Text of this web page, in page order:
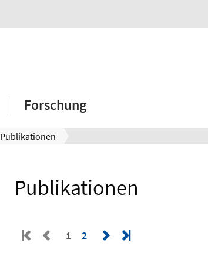
Forschung
Publikationen
Publikationen
1 2